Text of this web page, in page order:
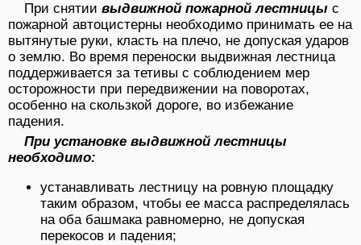
При снятии выдвижной пожарной лестницы с
пожарной автоцистерны необходимо принимать ее на
вытянутые руки, класть на плечо, не допуская ударов
о землю. Во время переноски выдвижная лестница
поддерживается за тетивы с соблюдением мер
осторожности при передвижении на поворотах,
особенно на скользкой дороге, во избежание
падения.
При установке выдвижной лестницы
необходимо:
устанавливать лестницу на ровную площадку
таким образом, чтобы ее масса распределялась
на оба башмака равномерно, не допуская
перекосов и падения;